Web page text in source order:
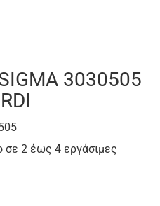
3030505
σε 2 έως 4 εργάσιμες